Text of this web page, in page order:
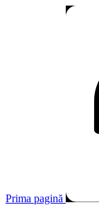
Prima pagină